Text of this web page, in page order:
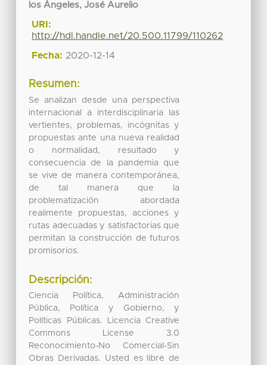
los Ángeles, José Aurelio
URI:
http://hdl.handle.net/20.500.11799/110262
Fecha: 2020-12-14
Resumen:
Se analizan desde una perspectiva
internacional a interdisciplinaria las
vertientes, problemas, incógnitas y
propuestas ante una nueva realidad
o normalidad, resultado y
consecuencia de la pandemia que
se vive de manera contemporánea,
de tal manera que la
problematización abordada
realimente propuestas, acciones y
rutas adecuadas y satisfactorias que
permitan la construcción de futuros
promisorios.
Descripción:
Ciencia Política, Administración
Pública, Política y Gobierno, y
Políticas Públicas. Licencia Creative
Commons License 3.0
Reconocimiento-No Comercial-Sin
Obras Derivadas. Usted es libre de